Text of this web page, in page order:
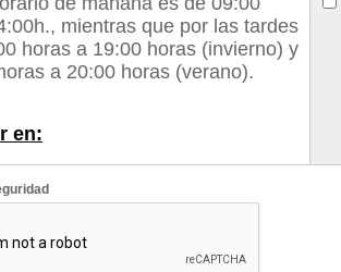
mientras que por las tardes
horas a 19:00 horas (invierno) y
a 20:00 horas (verano).
en: